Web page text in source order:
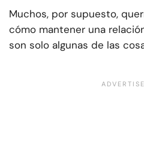
Muchos, por supuesto,
cómo mantener una
son solo algunas de las